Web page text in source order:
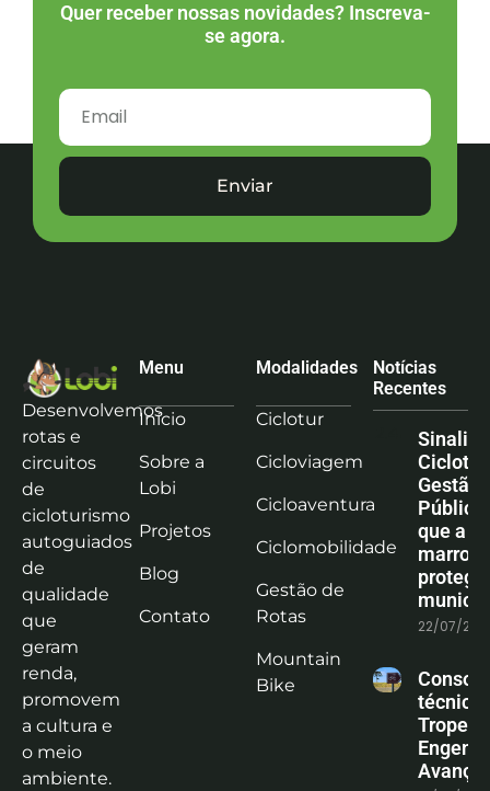
Quer receber nossas novidades? Inscreva-
se agora.
Enviar
Desenvolvemos
rotas e
circuitos
de
cicloturismo
autoguiados
de
qualidade
que
geram
renda,
promovem
a cultura e
o meio
ambiente.
Menu
Início
Sobre a
Lobi
Projetos
Blog
Contato
Modalidades
Ciclotur
Cicloviagem
Cicloaventura
Ciclomobilidade
Gestão de
Rotas
Mountain
Bike
Notícias
Recentes
Gestão
que a
marrom
protege
22/07/
técnica